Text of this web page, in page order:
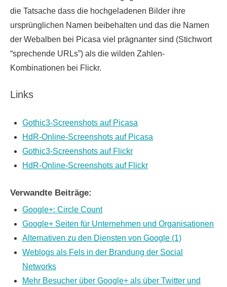
die Tatsache dass die hochgeladenen Bilder ihre
ursprünglichen Namen beibehalten und das die Namen
der Webalben bei Picasa viel prägnanter sind (Stichwort
“sprechende URLs”) als die wilden Zahlen-
Kombinationen bei Flickr.
Links
Gothic3-Screenshots auf Picasa
HdR-Online-Screenshots auf Picasa
Gothic3-Screenshots auf Flickr
HdR-Online-Screenshots auf Flickr
Verwandte Beiträge:
Google+: Circle Count
Google+ Seiten für Unternehmen und Organisationen
Alternativen zu den Diensten von Google (1)
Weblogs als Fels in der Brandung der Social
Networks
Mehr Besucher über Google+ als über Twitter und